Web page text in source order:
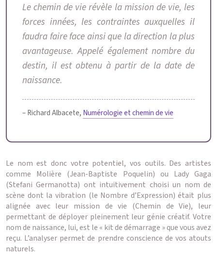
Le chemin de vie révèle la mission de vie, les
forces innées, les contraintes auxquelles il
faudra faire face ainsi que la direction la plus
avantageuse. Appelé également nombre du
destin, il est obtenu à partir de la date de
naissance.
– Richard Albacete, Numérologie et chemin de vie
Le nom est donc votre potentiel, vos outils. Des artistes
comme Molière (Jean-Baptiste Poquelin) ou Lady Gaga
(Stefani Germanotta) ont intuitivement choisi un nom de
scène dont la vibration (le Nombre d’Expression) était plus
alignée avec leur mission de vie (Chemin de Vie), leur
permettant de déployer pleinement leur génie créatif. Votre
nom de naissance, lui, est le « kit de démarrage » que vous avez
reçu. L’analyser permet de prendre conscience de vos atouts
naturels.